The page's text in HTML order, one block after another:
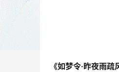
《如梦令·昨夜雨